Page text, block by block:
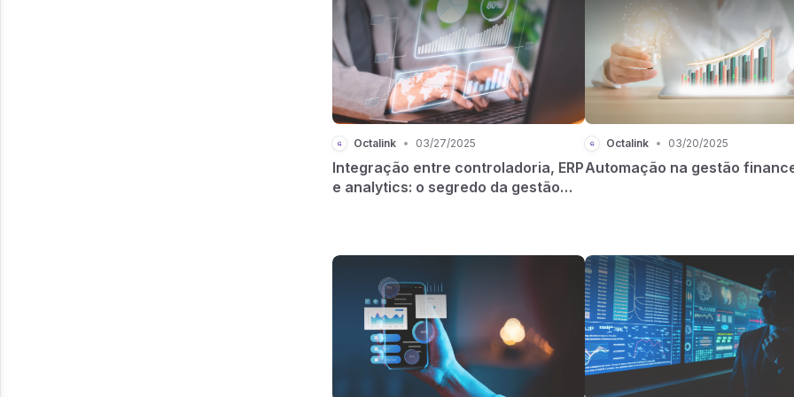
Octalink • 03/27/2025
Integração entre controladoria, ERP
e analytics: o segredo da gestão
Octalink • 03/20/2025
Automação na gestão